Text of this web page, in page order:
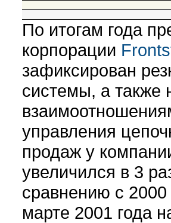
По итогам года
корпорации
зафиксирован
системы, а также
управления
продаж у
увеличился в 3
сравнению с
марте 2001 года